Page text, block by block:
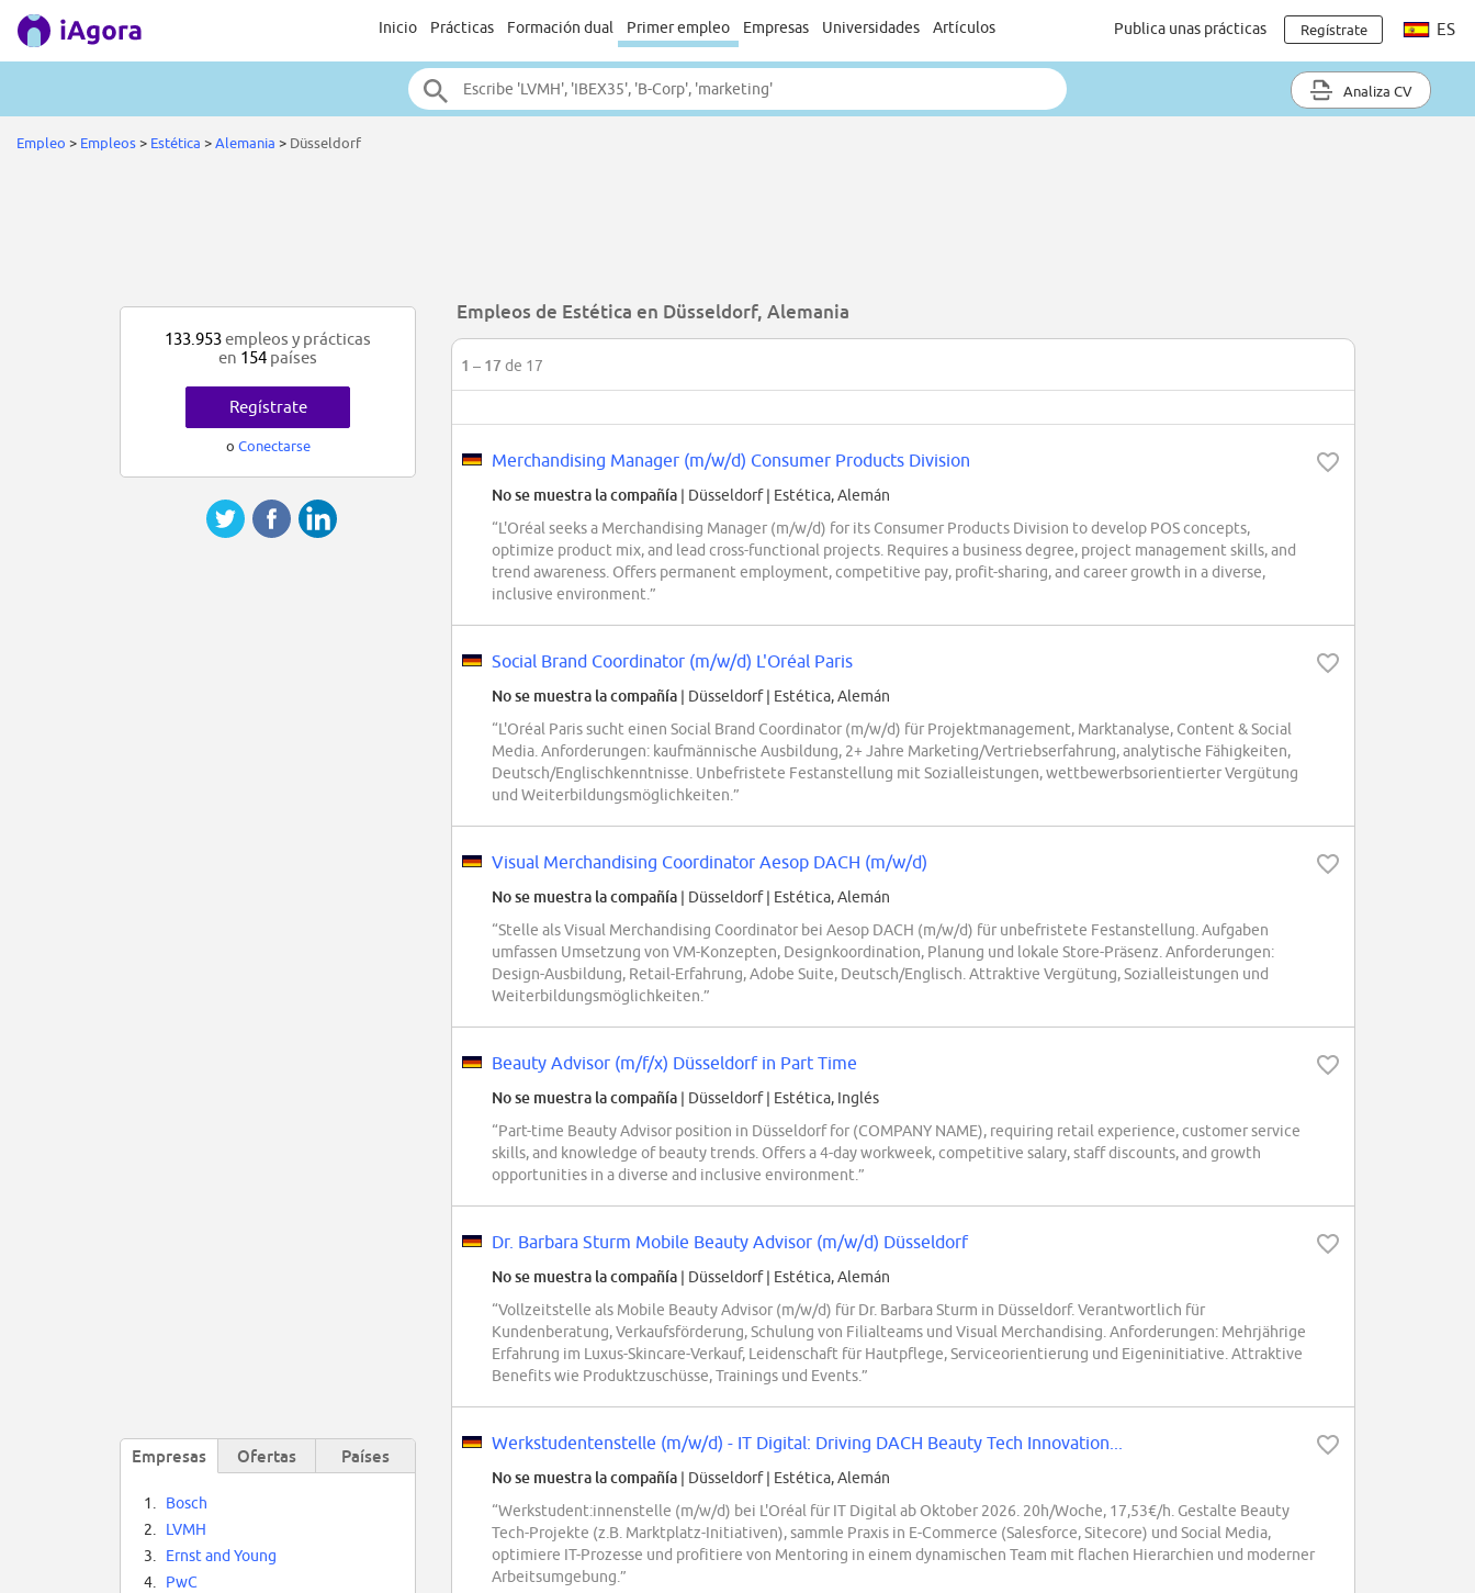
Inicio Prácticas Formación dual Primer empleo Empresas Universidades Artículos Publica unas prácticas Regístrate ES
Analiza CV
Empleo > Empleos> Estética >Alemania > Düsseldorf
Empleos de Estética en Düsseldorf, Alemania
1 – 17de 17
Merchandising Manager (m/w/d) Consumer Products Division
No se muestra la compañía | Düsseldorf| Estética, Alemán
“L'Oréal seeks a Merchandising Manager (m/w/d) for its Consumer Products Division to develop POS concepts,
optimize product mix, and lead cross-functional projects. Requires a business degree, project management skills, and
trend awareness. Offers permanent employment, competitive pay, profit-sharing, and career growth in a diverse,
inclusive environment.”
Social Brand Coordinator (m/w/d) L'Oréal Paris
No se muestra la compañía | Düsseldorf| Estética, Alemán
“L'Oréal Paris sucht einen Social Brand Coordinator (m/w/d) für Projektmanagement, Marktanalyse, Content & Social
Media. Anforderungen: kaufmännische Ausbildung, 2+ Jahre Marketing/Vertriebserfahrung, analytische Fähigkeiten,
Deutsch/Englischkenntnisse. Unbefristete Festanstellung mit Sozialleistungen, wettbewerbsorientierter Vergütung
und Weiterbildungsmöglichkeiten.”
Visual Merchandising Coordinator Aesop DACH (m/w/d)
No se muestra la compañía | Düsseldorf| Estética, Alemán
“Stelle als Visual Merchandising Coordinator bei Aesop DACH (m/w/d) für unbefristete Festanstellung. Aufgaben
umfassen Umsetzung von VM-Konzepten, Designkoordination, Planung und lokale Store-Präsenz. Anforderungen:
Design-Ausbildung, Retail-Erfahrung, Adobe Suite, Deutsch/Englisch. Attraktive Vergütung, Sozialleistungen und
Weiterbildungsmöglichkeiten.”
Beauty Advisor (m/f/x) Düsseldorf in Part Time
No se muestra la compañía | Düsseldorf| Estética, Inglés
“Part-time Beauty Advisor position in Düsseldorf for (COMPANY NAME), requiring retail experience, customer service
skills, and knowledge of beauty trends. Offers a 4-day workweek, competitive salary, staff discounts, and growth
opportunities in a diverse and inclusive environment.”
Dr. Barbara Sturm Mobile Beauty Advisor (m/w/d) Düsseldorf
No se muestra la compañía | Düsseldorf| Estética, Alemán
“Vollzeitstelle als Mobile Beauty Advisor (m/w/d) für Dr. Barbara Sturm in Düsseldorf. Verantwortlich für
Kundenberatung, Verkaufsförderung, Schulung von Filialteams und Visual Merchandising. Anforderungen: Mehrjährige
Erfahrung im Luxus-Skincare-Verkauf, Leidenschaft für Hautpflege, Serviceorientierung und Eigeninitiative. Attraktive
Benefits wie Produktzuschüsse, Trainings und Events.”
Werkstudentenstelle (m/w/d) - IT Digital: Driving DACH Beauty Tech Innovation...
No se muestra la compañía | Düsseldorf| Estética, Alemán
“Werkstudent:innenstelle (m/w/d) bei L'Oréal für IT Digital ab Oktober 2026. 20h/Woche, 17,53€/h. Gestalte Beauty
Tech-Projekte (z.B. Marktplatz-Initiativen), sammle Praxis in E-Commerce (Salesforce, Sitecore) und Social Media,
optimiere IT-Prozesse und profitiere von Mentoring in einem dynamischen Team mit flachen Hierarchien und moderner
Arbeitsumgebung.”
133.953empleos y prácticas
en 154 países
Regístrate
o Conectarse
Empresas Ofertas Países
1.
Bosch
2.
LVMH
3.
Ernst and Young
4.
PwC